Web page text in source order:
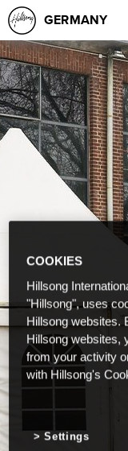
GERMANY
COOKIES
Hillsong
"Hillsong", uses
Hillsong websites.
Hillsong websites,
from your activity
with Hillsong's
Settings